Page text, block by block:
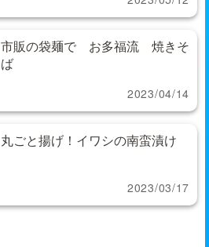
市販の袋麺で お多福流 焼きそ
ば
2023/04/14
丸ごと揚げ！イワシの南蛮漬け
2023/03/17